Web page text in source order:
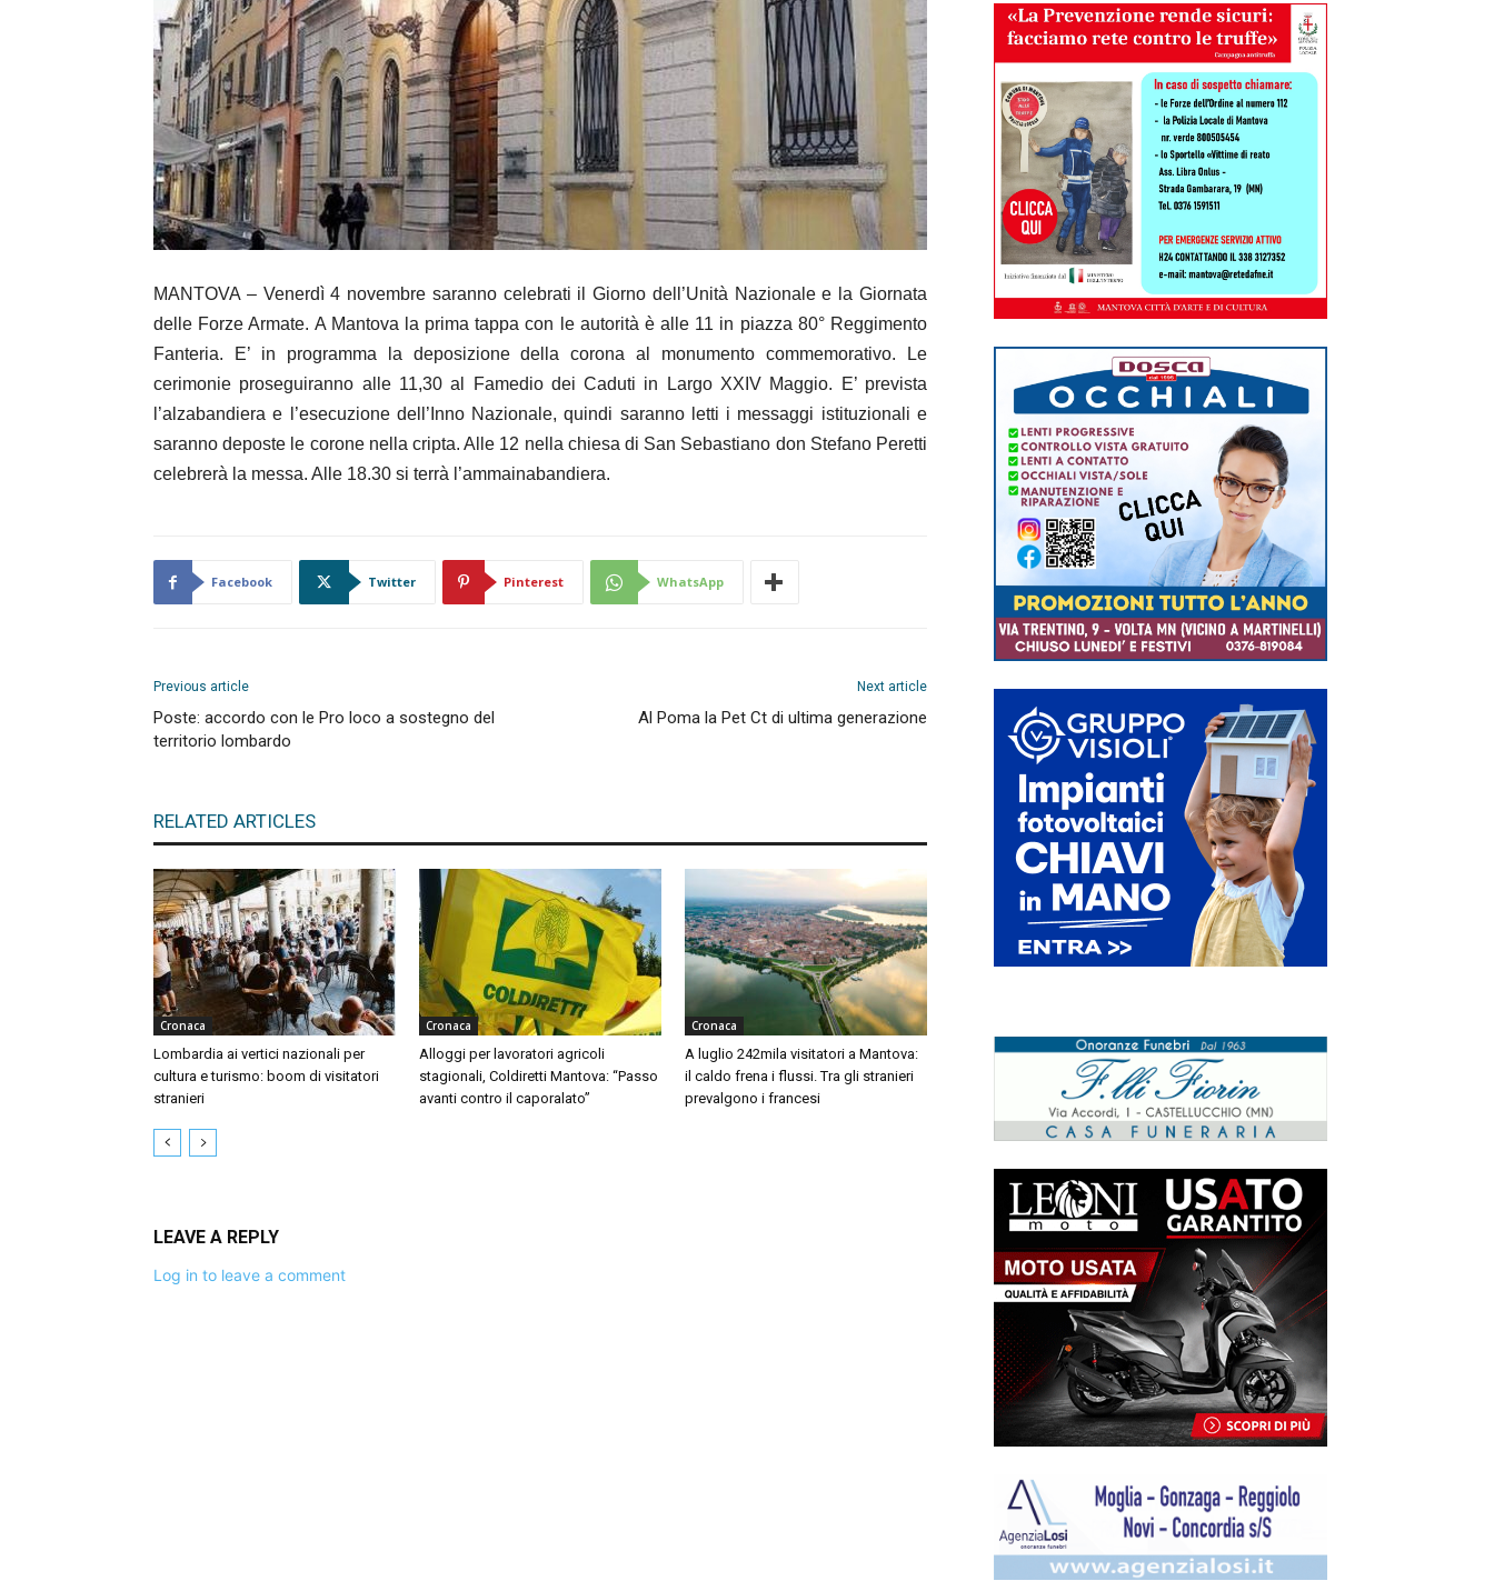
MANTOVA – Venerdì 4 novembre saranno celebrati il Giorno dell’Unità Nazionale e la Giornata
delle Forze Armate. A Mantova la prima tappa con le autorità è alle 11 in piazza 80° Reggimento
Fanteria. E’ in programma la deposizione della corona al monumento commemorativo. Le
cerimonie proseguiranno alle 11,30 al Famedio dei Caduti in Largo XXIV Maggio. E’ prevista
l’alzabandiera e l’esecuzione dell’Inno Nazionale, quindi saranno letti i messaggi istituzionali e
saranno deposte le corone nella cripta. Alle 12 nella chiesa di San Sebastiano don Stefano Peretti
celebrerà la messa. Alle 18.30 si terrà l’ammainabandiera.
Facebook Twitter Pinterest WhatsApp
Previous article
Poste: accordo con le Pro loco a sostegno del
territorio lombardo
Next article
Al Poma la Pet Ct di ultima generazione
RELATED ARTICLES
Cronaca
Lombardia ai vertici nazionali per
cultura e turismo: boom di visitatori
stranieri
Cronaca
Alloggi per lavoratori agricoli
stagionali, Coldiretti Mantova: “Passo
avanti contro il caporalato”
Cronaca
A luglio 242mila visitatori a Mantova:
il caldo frena i flussi. Tra gli stranieri
prevalgono i francesi
LEAVE A REPLY
Log in to leave a comment